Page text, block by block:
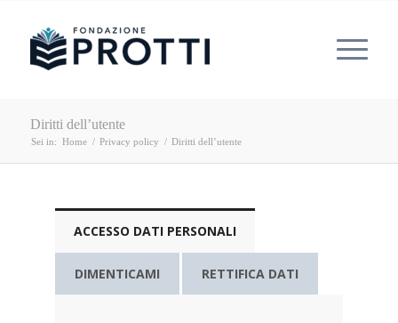
Diritti dell’utente
Sei in: Home / Privacy policy / Diritti dell’utente
ACCESSO DATI PERSONALI
DIMENTICAMI RETTIFICA DATI